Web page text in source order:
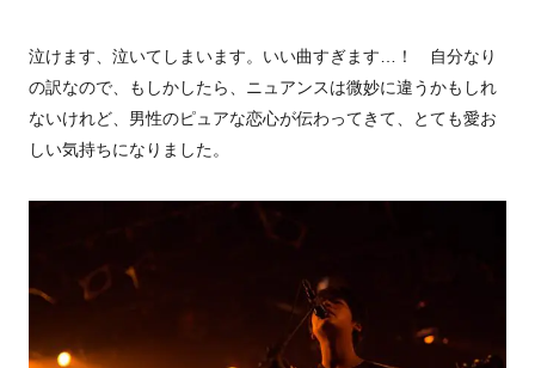
泣けます、泣いてしまいます。いい曲すぎます…！ 自分なり
の訳なので、もしかしたら、ニュアンスは微妙に違うかもしれ
ないけれど、男性のピュアな恋心が伝わってきて、とても愛お
しい気持ちになりました。